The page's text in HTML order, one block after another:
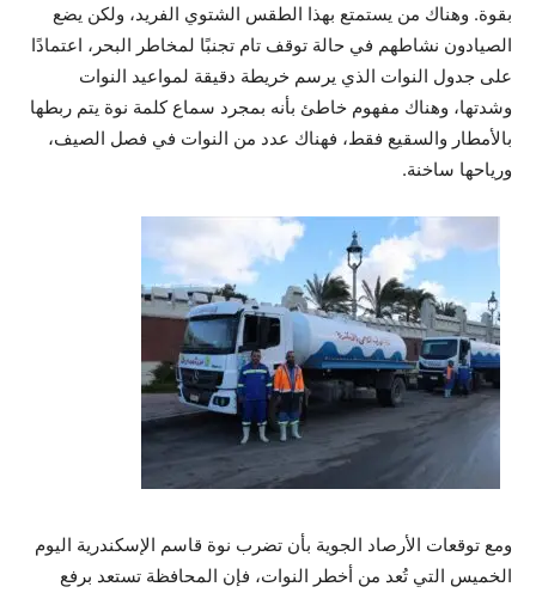
بقوة. وهناك من يستمتع بهذا الطقس الشتوي الفريد، ولكن يضع
الصيادون نشاطهم في حالة توقف تام تجنبًا لمخاطر البحر، اعتمادًا
على جدول النوات الذي يرسم خريطة دقيقة لمواعيد النوات
وشدتها، وهناك مفهوم خاطئ بأنه بمجرد سماع كلمة نوة يتم ربطها
بالأمطار والسقيع فقط، فهناك عدد من النوات في فصل الصيف،
ورياحها ساخنة.
ومع توقعات الأرصاد الجوية بأن تضرب نوة قاسم الإسكندرية اليوم
الخميس التي تُعد من أخطر النوات، فإن المحافظة تستعد برفع